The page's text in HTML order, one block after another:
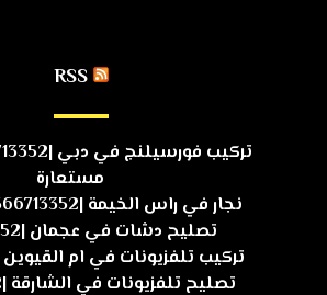
RSS
مستعارة
نجار في راس الخيمة |0566713352| نجار ممتاز
تصليح دشات في عجمان |0566713352
تركيب تلفزيونات في ام القيوين
تصليح تلفزيونات في الشارقة |0566713352